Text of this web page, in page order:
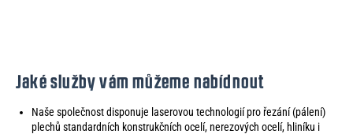
Jaké služby vám můžeme nabídnout
Naše společnost disponuje laserovou technologií pro řezání (pálení)
plechů standardních konstrukčních ocelí, nerezových ocelí, hliníku i